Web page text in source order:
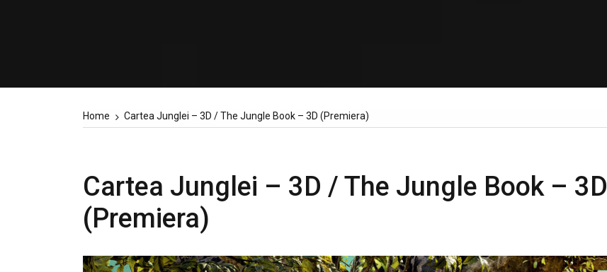
Home Cartea Junglei – 3D / The Jungle Book – 3D (Premiera)
Cartea Junglei – 3D / The Jungle Book – 3D
(Premiera)